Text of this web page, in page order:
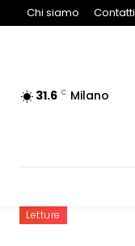
Chi siamo Contatti
31.6 C Milano
Letture